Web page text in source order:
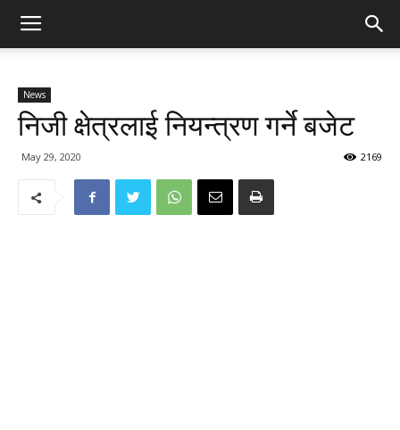
News
निजी क्षेत्रलाई नियन्त्रण गर्ने बजेट
May 29, 2020 2169